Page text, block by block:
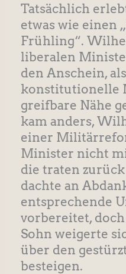
Tatsächlich
etwas wie einen
Frühling“.
liberalen
den Anschein,
konstitutionelle
greifbare Nähe
kam anders,
einer
Minister nicht
die traten
dachte an
entsprechende
vorbereitet,
Sohn weigerte
über den
besteigen.